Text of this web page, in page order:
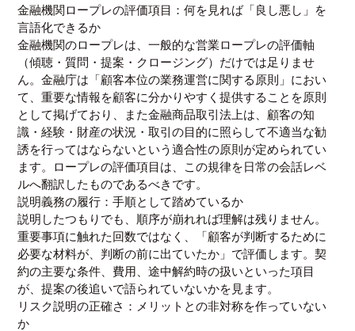
金融機関ロープレの評価項目：何を見れば「良し悪し」を
言語化できるか
金融機関のロープレは、一般的な営業ロープレの評価軸
（傾聴・質問・提案・クロージング）だけでは足りませ
ん。金融庁は「顧客本位の業務運営に関する原則」におい
て、重要な情報を顧客に分かりやすく提供することを原則
として掲げており、また金融商品取引法上は、顧客の知
識・経験・財産の状況・取引の目的に照らして不適当な勧
誘を行ってはならないという適合性の原則が定められてい
ます。ロープレの評価項目は、この規律を日常の会話レベ
ルへ翻訳したものであるべきです。
説明義務の履行：手順として踏めているか
説明したつもりでも、順序が崩れれば理解は残りません。
重要事項に触れた回数ではなく、「顧客が判断するために
必要な材料が、判断の前に出ていたか」で評価します。契
約の主要な条件、費用、途中解約時の扱いといった項目
が、提案の後追いで語られていないかを見ます。
リスク説明の正確さ：メリットとの非対称を作っていない
か